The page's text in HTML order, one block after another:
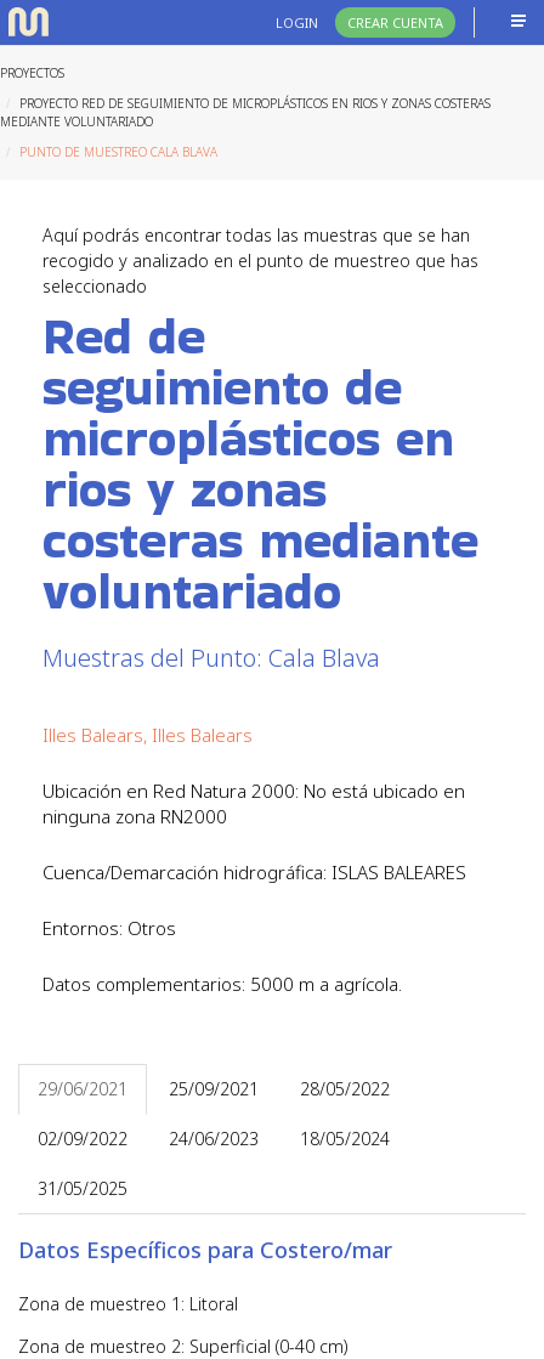
LOGIN CREAR CUENTA
PROYECTOS
PROYECTO RED DE SEGUIMIENTO DE MICROPLÁSTICOS EN RIOS Y ZONAS COSTERAS
MEDIANTE VOLUNTARIADO
PUNTO DE MUESTREO CALA BLAVA
Aquí podrás encontrar todas las muestras que se han
recogido y analizado en el punto de muestreo que has
seleccionado
Red de
seguimiento de
microplásticos en
rios y zonas
costeras mediante
voluntariado
Muestras del Punto: Cala Blava
Illes Balears, Illes Balears
Ubicación en Red Natura 2000: No está ubicado en
ninguna zona RN2000
Cuenca/Demarcación hidrográfica: ISLAS BALEARES
Entornos: Otros
Datos complementarios: 5000 m a agrícola.
29/06/2021 25/09/2021 28/05/2022
02/09/2022 24/06/2023 18/05/2024
31/05/2025
Datos Específicos para Costero/mar
Zona de muestreo 1: Litoral
Zona de muestreo 2: Superficial (0-40 cm)